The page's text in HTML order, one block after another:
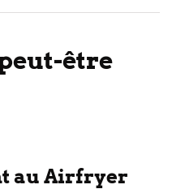
être
au Airfryer